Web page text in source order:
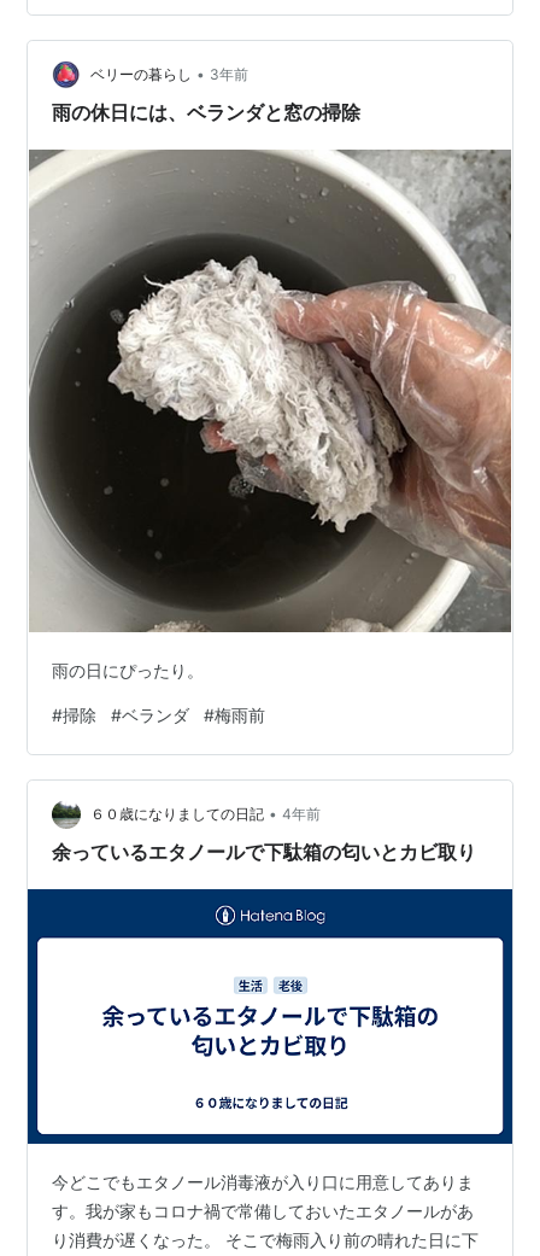
としたかのような、あまりに空気に溶けこんだ控えめな
飾り物だ。お見事と申すに尽きる。 梅雨前の今は、蹲踞
（つくばい）と御簾前の亀である。 拙宅前から徒歩十五
秒。信号のある十字路の角には、なん十年間もファ…
ベリーの暮らし • 3年前
雨の休日には、ベランダと窓の掃除
雨の日にぴったり。
#掃除 #ベランダ #梅雨前
６０歳になりましての日記 • 4年前
余っているエタノールで下駄箱の匂いとカビ取り
今どこでもエタノール消毒液が入り口に用意してありま
す。我が家もコロナ禍で常備しておいたエタノールがあ
り消費が遅くなった。 そこで梅雨入り前の晴れた日に下